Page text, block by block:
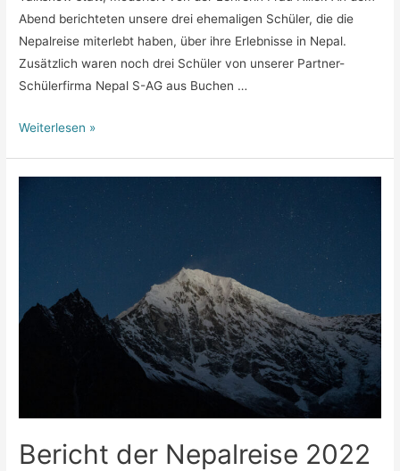
Abend berichteten unsere drei ehemaligen Schüler, die die
Nepalreise miterlebt haben, über ihre Erlebnisse in Nepal.
Zusätzlich waren noch drei Schüler von unserer Partner-
Schülerfirma Nepal S-AG aus Buchen …
Bericht
Weiterlesen »
Bericht der Nepalreise 2022